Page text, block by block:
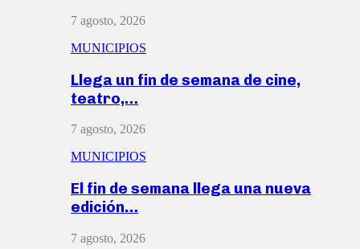
7 agosto, 2026
MUNICIPIOS
Llega un fin de semana de cine,
teatro,…
7 agosto, 2026
MUNICIPIOS
El fin de semana llega una nueva
edición…
7 agosto, 2026